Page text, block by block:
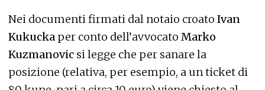
Nei documenti firmati dal notaio croato Ivan
Kukucka per conto dell’avvocato Marko
Kuzmanovic si legge che per sanare la
posizione (relativa, per esempio, a un ticket di